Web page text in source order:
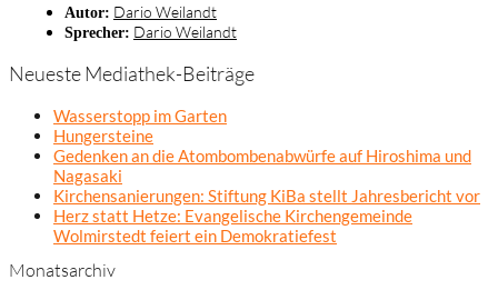
Autor: Dario Weilandt
Sprecher: Dario Weilandt
Neueste Mediathek-Beiträge
Wasserstopp im Garten
Hungersteine
Gedenken an die Atombombenabwürfe auf Hiroshima und
Nagasaki
Kirchensanierungen: Stiftung KiBa stellt Jahresbericht vor
Herz statt Hetze: Evangelische Kirchengemeinde
Wolmirstedt feiert ein Demokratiefest
Monatsarchiv